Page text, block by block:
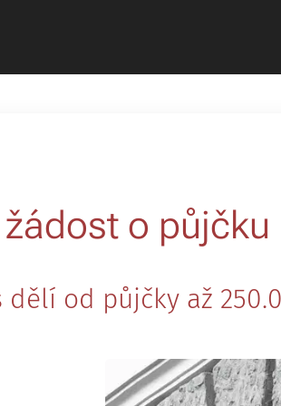
žádost o půjčku
dělí od půjčky až